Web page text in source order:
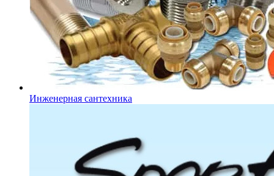
Инженерная сантехника